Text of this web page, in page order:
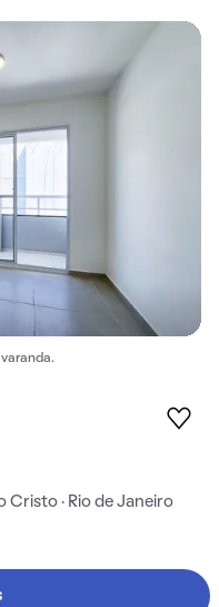
· Rio de Janeiro